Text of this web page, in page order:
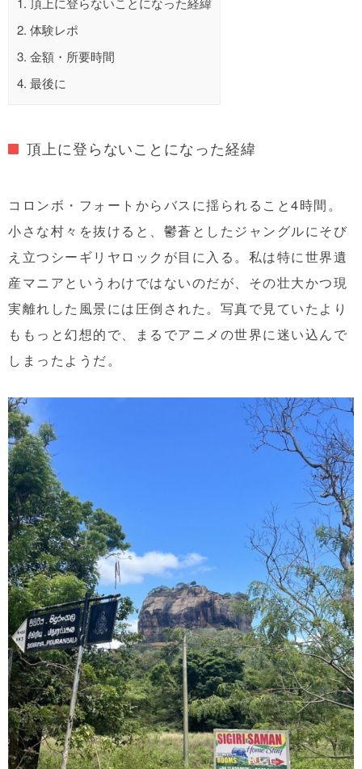
2. 体験レポ
3. 金額・所要時間
4. 最後に
頂上に登らないことになった経緯
コロンボ・フォートからバスに揺られること4時間。
小さな村々を抜けると、鬱蒼としたジャングルにそび
え立つシーギリヤロックが目に入る。私は特に世界遺
産マニアというわけではないのだが、その壮大かつ現
実離れした風景には圧倒された。写真で見ていたより
ももっと幻想的で、まるでアニメの世界に迷い込んで
しまったようだ。